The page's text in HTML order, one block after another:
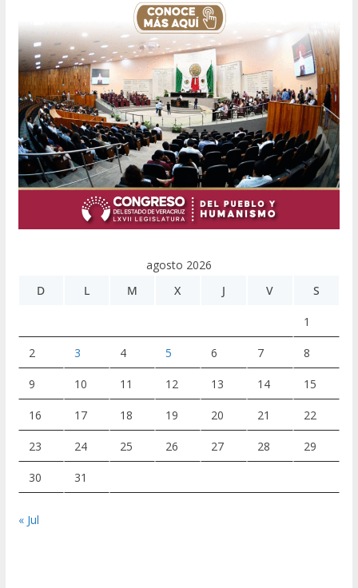
agosto 2026
D
L M X J V S
1
2 3 4 5 6 7 8
9 10 11 12 13 14 15
16 17 18 19 20 21 22
23 24 25 26 27 28 29
30 31
« Jul